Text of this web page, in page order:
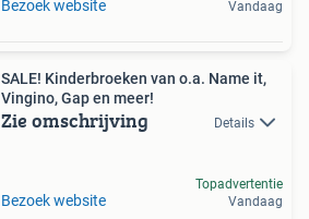
Bezoek website
Vandaag
SALE! Kinderbroeken van o.a. Name it,
Vingino, Gap en meer!
Zie omschrijving Details
Bezoek website
Topadvertentie
Vandaag